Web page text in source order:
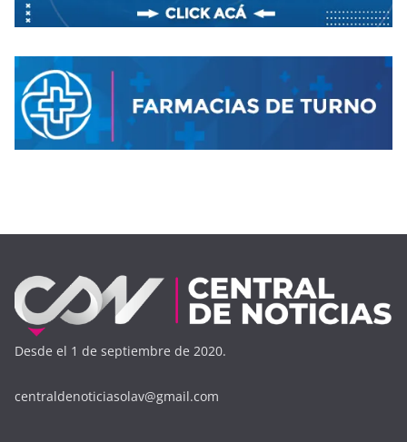
Desde el 1 de septiembre de 2020.
centraldenoticiasolav@gmail.com